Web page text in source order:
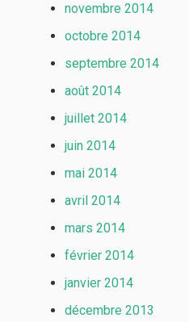
novembre 2014
octobre 2014
septembre 2014
août 2014
juillet 2014
juin 2014
mai 2014
avril 2014
mars 2014
février 2014
janvier 2014
décembre 2013